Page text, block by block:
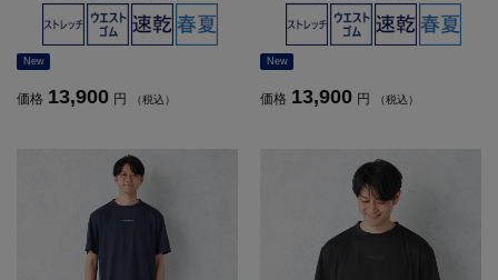
ョートパンツ疲労回復血行促進遠赤
外線快眠NANOMIX(R)【一般医療機
器】SS～LLサイズ
New
価格 13,900 円 （税込）
ョートパンツ疲労回復血行促進遠赤
外線快眠NANOMIX(R)【一般医療機
器】SS～LLサイズ
New
価格 13,900 円 （税込）